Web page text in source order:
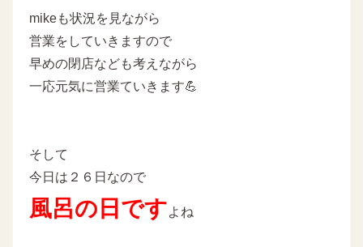
mikeも状況を見ながら
営業をしていきますので
早めの閉店なども考えながら
一応元気に営業ていきます💪
そして
今日は２６日なので
風呂の日ですよね